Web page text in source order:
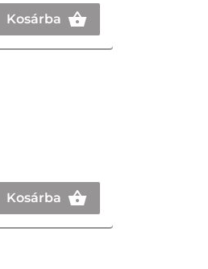
Kosárba
Kosárba